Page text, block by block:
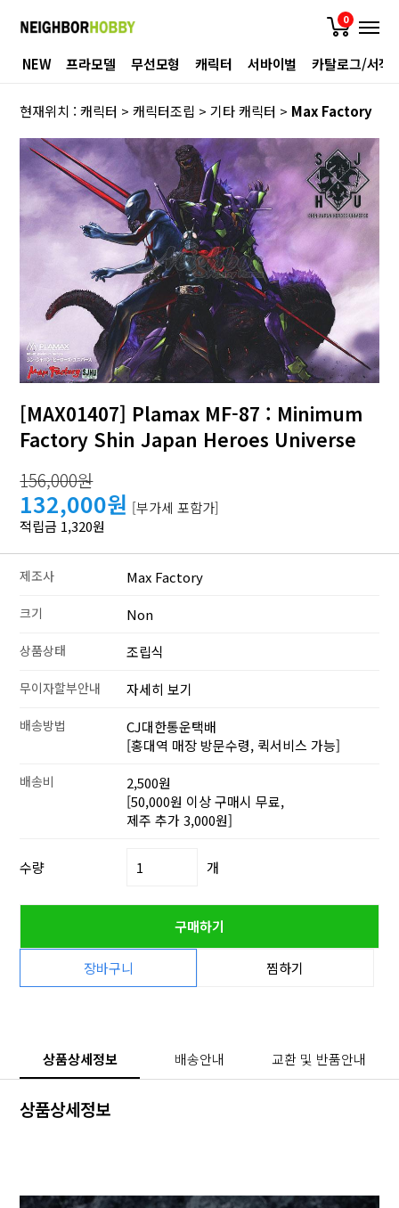
0
NEW 프라모델 무선모형 캐릭터 서바이벌 카탈로그/서적
현재위치 :캐릭터 >캐릭터조립 >기타 캐릭터 > Max Factory
[MAX01407] Plamax MF-87 : Minimum
Factory Shin Japan Heroes Universe
156,000원
132,000원 [부가세 포함가]
적립금 1,320원
제조사 Max Factory
크기 Non
상품상태 조립식
무이자할부안내 자세히 보기
배송방법
CJ대한통운택배
[홍대역 매장 방문수령, 퀵서비스 가능]
배송비
2,500원
[50,000원 이상 구매시 무료,
제주 추가 3,000원]
수량 개
구매하기
장바구니 찜하기
상품상세정보 배송안내 교환 및 반품안내
상품상세정보